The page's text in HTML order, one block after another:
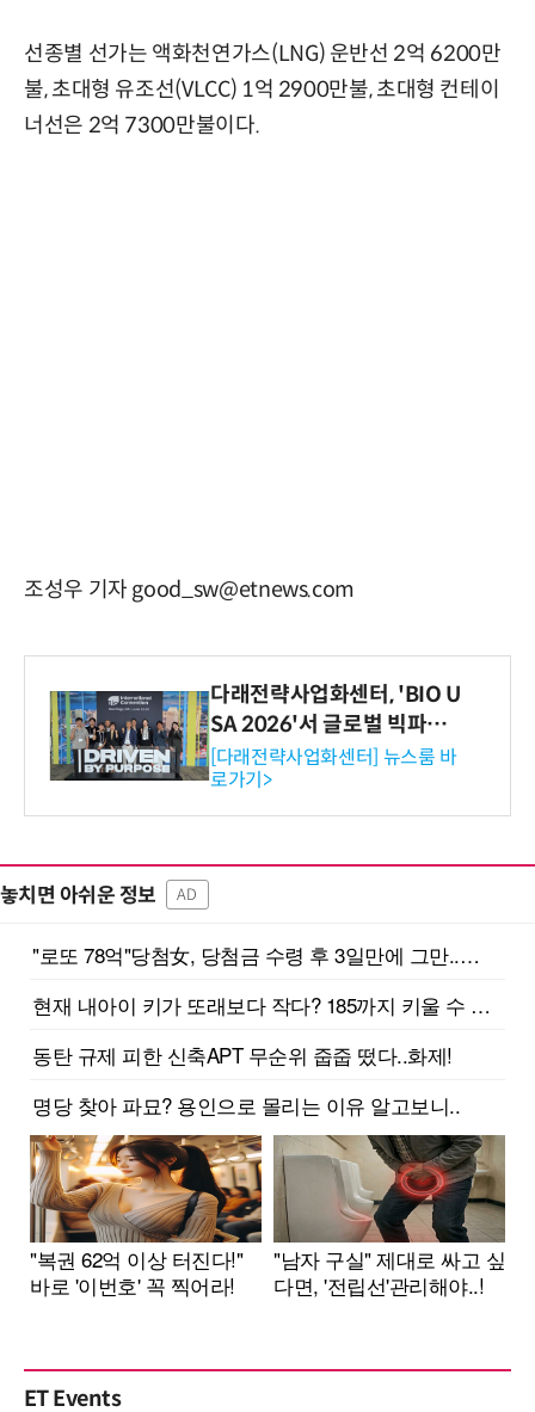
선종별 선가는 액화천연가스(LNG) 운반선 2억 6200만
불, 초대형 유조선(VLCC) 1억 2900만불, 초대형 컨테이
너선은 2억 7300만불이다.
조성우 기자 good_sw@etnews.com
다래전략사업화센터, 'BIO U
SA 2026'서 글로벌 빅파마
와의 비즈니스 미팅 지원…K
-바이오 해외 진출 교두보 확
보
[다래전략사업화센터] 뉴스룸 바
로가기>
놓치면 아쉬운 정보 AD
ET Events